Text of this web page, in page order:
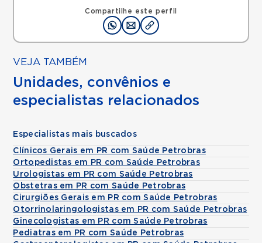
Compartilhe este perfil
VEJA TAMBÉM
Unidades, convênios e
especialistas relacionados
Especialistas mais buscados
Clínicos Gerais em PR com Saúde Petrobras
Ortopedistas em PR com Saúde Petrobras
Urologistas em PR com Saúde Petrobras
Obstetras em PR com Saúde Petrobras
Cirurgiões Gerais em PR com Saúde Petrobras
Otorrinolaringologistas em PR com Saúde Petrobras
Ginecologistas em PR com Saúde Petrobras
Pediatras em PR com Saúde Petrobras